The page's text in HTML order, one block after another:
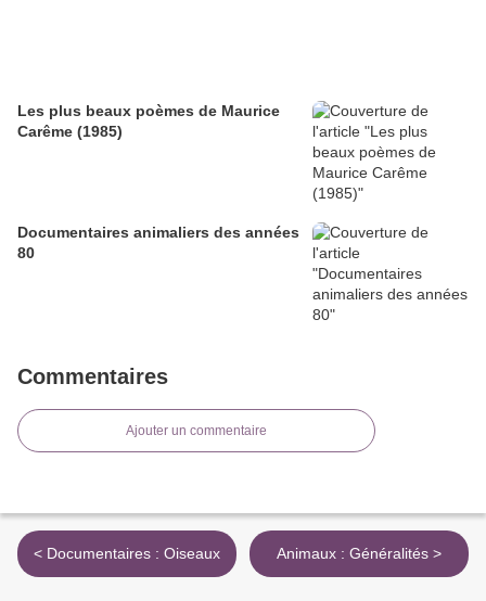
Les plus beaux poèmes de Maurice
Carême (1985)
Documentaires animaliers des années
80
Commentaires
Ajouter un commentaire
< Documentaires : Oiseaux Animaux : Généralités >